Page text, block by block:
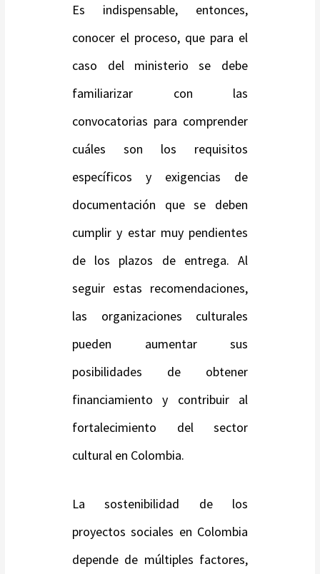
Es indispensable, entonces,
conocer el proceso, que para el
caso del ministerio se debe
familiarizar con las
convocatorias para comprender
cuáles son los requisitos
específicos y exigencias de
documentación que se deben
cumplir y estar muy pendientes
de los plazos de entrega. Al
seguir estas recomendaciones,
las organizaciones culturales
pueden aumentar sus
posibilidades de obtener
financiamiento y contribuir al
fortalecimiento del sector
cultural en Colombia.
La sostenibilidad de los
proyectos sociales en Colombia
depende de múltiples factores,